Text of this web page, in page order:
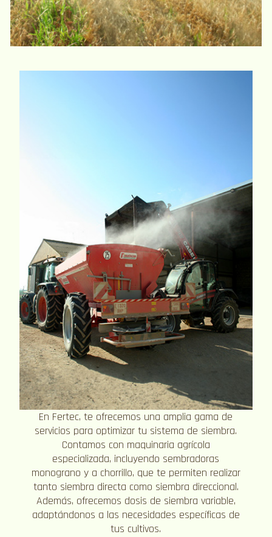
En Fertec, te ofrecemos una amplia gama de
servicios para optimizar tu sistema de siembra.
Contamos con maquinaria agrícola
especializada, incluyendo sembradoras
monograno y a chorrillo, que te permiten realizar
tanto siembra directa como siembra direccional.
Además, ofrecemos dosis de siembra variable,
adaptándonos a las necesidades específicas de
tus cultivos.